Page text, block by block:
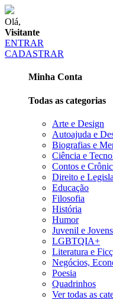
Olá,
Visitante
ENTRAR
CADASTRAR
Minha Conta
Todas as categorias
Arte e Design
Autoajuda e
Biografias e
Ciência e
Contos e
Direito e
Educação
Filosofia
História
Humor
Juvenil e
LGBTQIA+
Literatura e
Negócios,
Poesia
Quadrinhos
Ver todas as